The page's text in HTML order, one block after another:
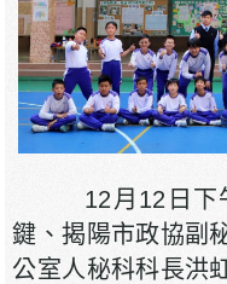
12月12日下午
鍵、揭陽市政協副
公室人秘科科長洪